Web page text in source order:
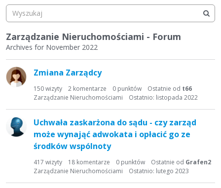
e
m
e
n
Kategorie
Dyskusje
Aktywność
Zarządzanie Nieruchomościami - Forum
Archives for November 2022
i
s
a
y
Zmiana Zarządcy
150wizyty 2 komentarze 0 punktów Ostatnie od t66
Ostatnio: listopada 2022
Zarządzanie Nieruchomościami
Uchwała zaskarżona do sądu - czy zarząd
może wynająć adwokata i opłacić go ze
środków wspólnoty
417 wizyty 18 komentarze 0 punktów Ostatnie od Grafen2
Ostatnio: lutego 2023
Zarządzanie Nieruchomościami